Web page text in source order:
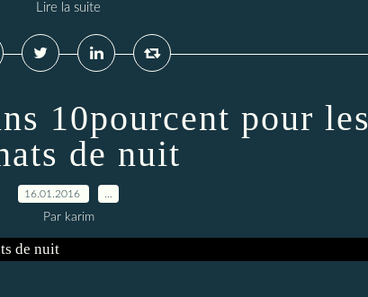
Lire la suite
10pourcent pour les
de nuit
16.01.2016
Par karim